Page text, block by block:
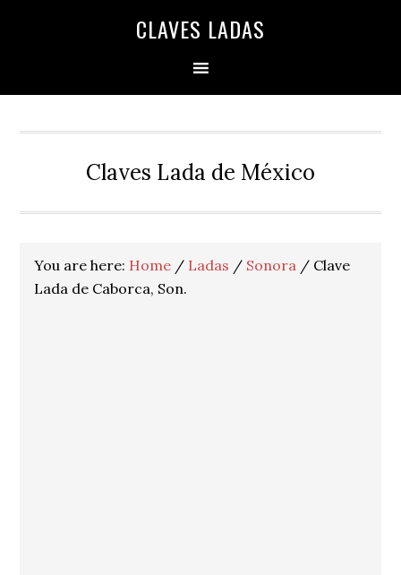
CLAVES LADAS
Claves Lada de México
You are here: Home / Ladas / Sonora / Clave
Lada de Caborca, Son.